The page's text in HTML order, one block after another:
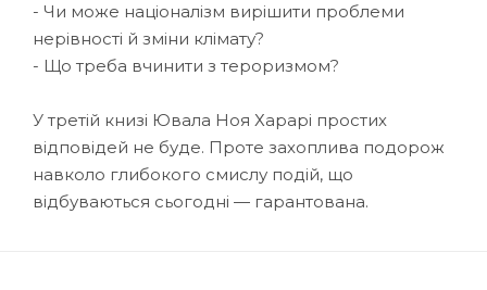
- Чи може націоналізм вирішити проблеми
нерівності й зміни клімату?
- Що треба вчинити з тероризмом?
У третій книзі Ювала Ноя Харарі простих
відповідей не буде. Проте захоплива подорож
навколо глибокого смислу подій, що
відбуваються сьогодні — гарантована.